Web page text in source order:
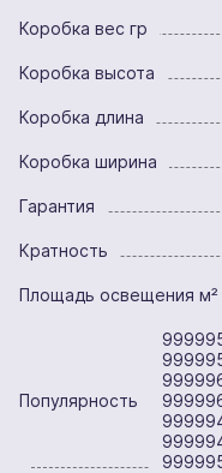
Коробка вес гр
Коробка высота
Коробка длина
Коробка ширина
Гарантия
Кратность
Площадь освещения м²
Популярность